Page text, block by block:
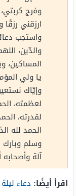
وفرج
ارزقني
واستجب
والدّين،
المساكين،
يا ولي
وإيّاك
لعظمته،
لقدرته،
الحمد لله
وسلم
آلة
اقرأ أيضًا: دعاء